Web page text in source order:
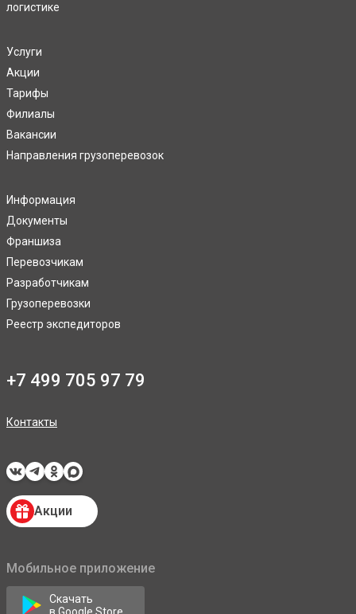
логистике
Услуги
Акции
Тарифы
Филиалы
Вакансии
Направления грузоперевозок
Информация
Документы
Франшиза
Перевозчикам
Разработчикам
Грузоперевозки
Реестр экспедиторов
+7 499 705 97 79
Контакты
Акции
Мобильное приложение
Скачать